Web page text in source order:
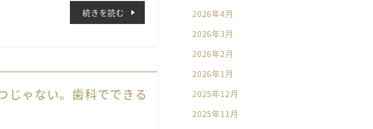
続きを読む
じゃない。歯科でできる
2026年4月
2026年3月
2026年2月
2026年1月
2025年12月
2025年11月